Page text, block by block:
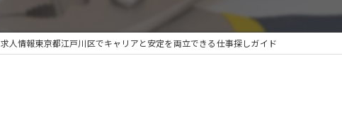
求人
人情報東京都江戸川区でキャリアと安定を両立できる仕事探しガイド